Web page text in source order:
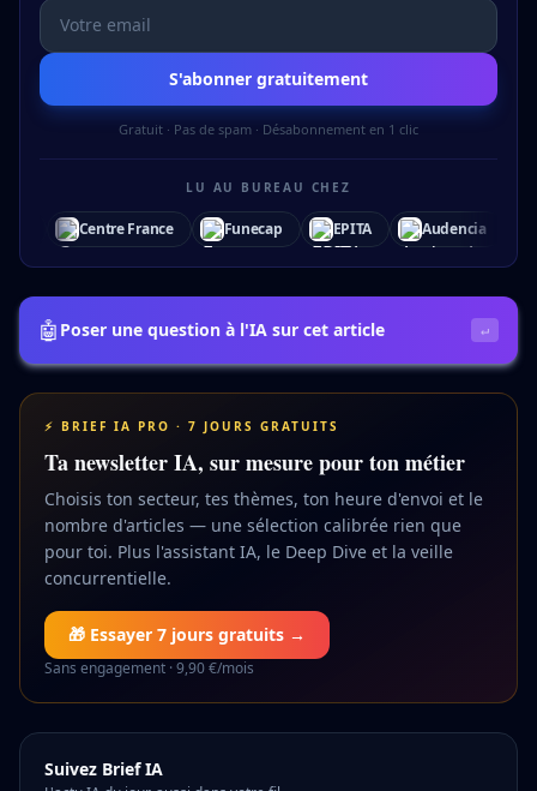
S'abonner gratuitement
Gratuit · Pas de spam · Désabonnement en 1 clic
LU AU BUREAU CHEZ
Funecap EPITA Audencia Allyum Archer
🤖 Poser une question à l'IA sur cet article ↵
⚡ BRIEF IA PRO · 7 JOURS GRATUITS
Ta newsletter IA, sur mesure pour ton métier
Choisis ton secteur, tes thèmes, ton heure d'envoi et le
nombre d'articles — une sélection calibrée rien que
pour toi. Plus l'assistant IA, le Deep Dive et la veille
concurrentielle.
🎁 Essayer 7 jours gratuits →
Sans engagement · 9,90 €/mois
Suivez Brief IA